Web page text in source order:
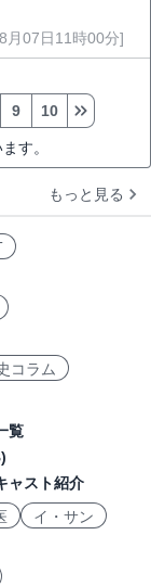
月07日11時00分]
す。
9 10
もっと見る
コラム
覧
ャスト紹介
イ・サン